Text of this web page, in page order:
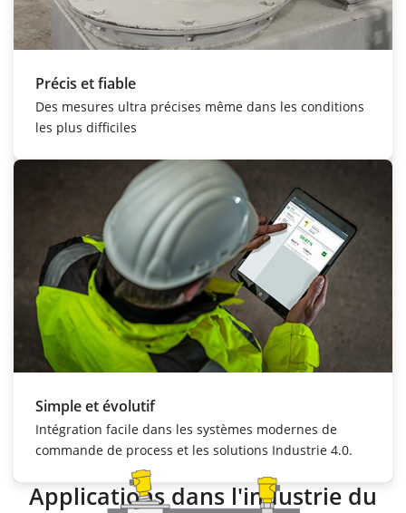
Précis et fiable
Des mesures ultra précises même dans les conditions
les plus difficiles
Simple et évolutif
Intégration facile dans les systèmes modernes de
commande de process et les solutions Industrie 4.0.
Applications dans l'industrie du